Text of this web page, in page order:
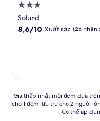
Nơi
lưu
trú
Solund
8.6
nhận
8,6/10 Xuất sắc (26 nhận
Giá
thấp
Giá thấp nhất mỗi đêm dựa
cho 1 đêm lưu trú cho 2 người
Có thể áp